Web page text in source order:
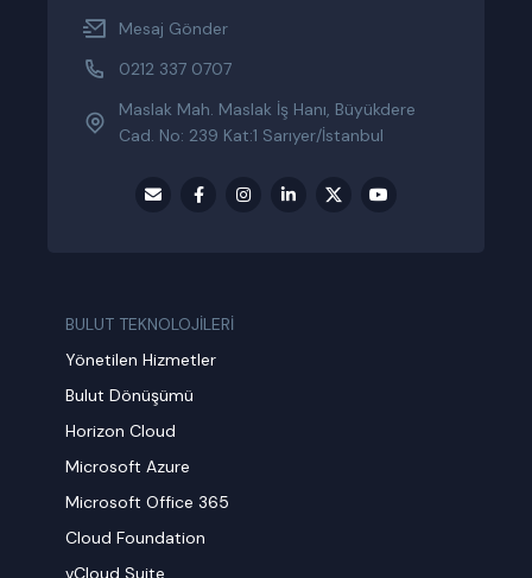
Mesaj Gönder
0212 337 0707
Maslak Mah. Maslak İş Hanı, Büyükdere
Cad. No: 239 Kat:1 Sarıyer/İstanbul
BULUT TEKNOLOJİLERİ
Yönetilen Hizmetler
Bulut Dönüşümü
Horizon Cloud
Microsoft Azure
Microsoft Office 365
Cloud Foundation
vCloud Suite